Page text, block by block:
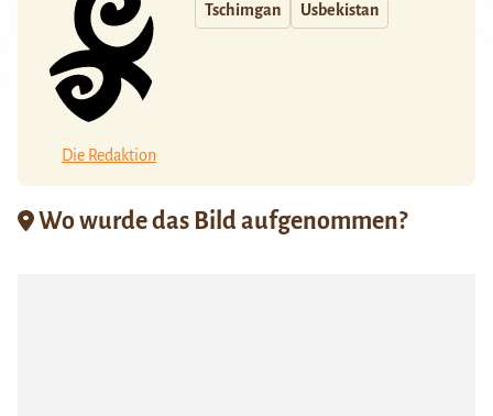
Die Redaktion
Tschimgan Usbekistan
Wo wurde das Bild aufgenommen?